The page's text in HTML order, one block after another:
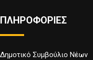
ΠΛΗΡΟΦΟΡΙΕΣ
Δημοτικό Συμβούλιο Νέων